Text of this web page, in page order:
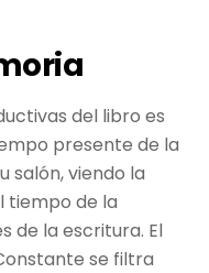
del libro es
presente de la
salón, viendo la
tiempo de la
de la escritura. El
se filtra